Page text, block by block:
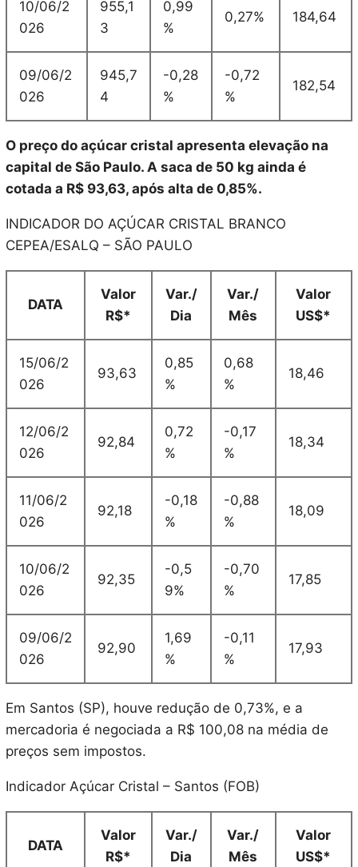
10/06/2
026
955,1
3
0,99
%
0,27% 184,64
09/06/2
026
945,7
4
-0,28
%
-0,72
%
182,54
O preço do açúcar cristal apresenta elevação na
capital de São Paulo. A saca de 50 kg ainda é
cotada a R$ 93,63, após alta de 0,85%.
INDICADOR DO AÇÚCAR CRISTAL BRANCO
CEPEA/ESALQ – SÃO PAULO
DATA
Valor
R$*
Var./
Dia
Var./
Mês
Valor
US$*
15/06/2
026
93,63
0,85
%
0,68
%
18,46
12/06/2
026
92,84
0,72
%
-0,17
%
18,34
11/06/2
026
92,18
-0,18
%
-0,88
%
18,09
10/06/2
026
92,35
-0,5
9%
-0,70
%
17,85
09/06/2
026
92,90
1,69
%
-0,11
%
17,93
Em Santos (SP), houve redução de 0,73%, e a
mercadoria é negociada a R$ 100,08 na média de
preços sem impostos.
Indicador Açúcar Cristal – Santos (FOB)
DATA
Valor
R$*
Var./
Dia
Var./
Mês
Valor
US$*